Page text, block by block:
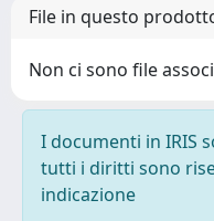
File in questo
Non ci sono file
I documenti in IRIS
tutti i diritti sono
indicazione